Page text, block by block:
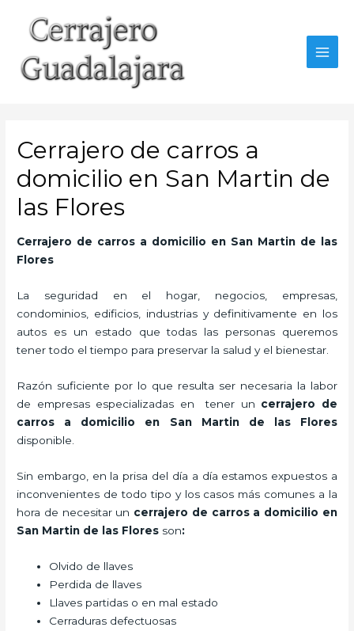
contenido
Cerrajero de carros a
domicilio en San Martin de
las Flores
Cerrajero de carros a domicilio en San Martin de las
Flores
La seguridad en el hogar, negocios, empresas,
condominios, edificios, industrias y definitivamente en los
autos es un estado que todas las personas queremos
tener todo el tiempo para preservar la salud y el bienestar.
Razón suficiente por lo que resulta ser necesaria la labor
de empresas especializadas en tener un cerrajero de
carros a domicilio en San Martin de las Flores
disponible.
Sin embargo, en la prisa del día a día estamos expuestos a
inconvenientes de todo tipo y los casos más comunes a la
hora de necesitar un cerrajero de carros a domicilio en
San Martin de las Flores son:
Olvido de llaves
Perdida de llaves
Llaves partidas o en mal estado
Cerraduras defectuosas